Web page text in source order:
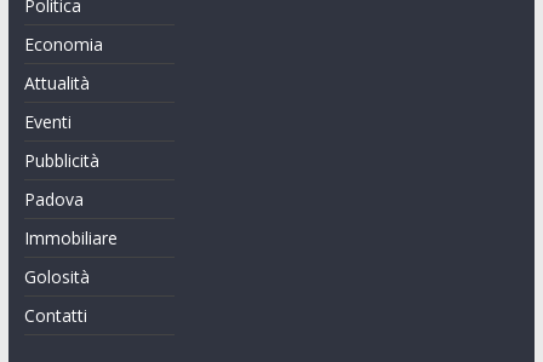
Politica
Economia
Attualità
Eventi
Pubblicità
Padova
Immobiliare
Golosità
Contatti